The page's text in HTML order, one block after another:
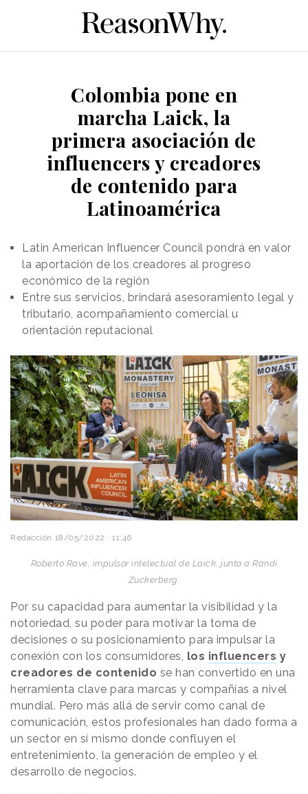
Colombia pone en
marcha Laick, la
primera asociación de
influencers y creadores
de contenido para
Latinoamérica
Latin American Influencer Council pondrá en valor
la aportación de los creadores al progreso
económico de la región
Entre sus servicios, brindará asesoramiento legal y
tributario, acompañamiento comercial u
orientación reputacional
Redacción 18/05/2022 · 11:46
Roberto Rave, impulsor intelectual de Laick, junto a Randi
Zuckerberg.
Por su capacidad para aumentar la visibilidad y la
notoriedad, su poder para motivar la toma de
decisiones o su posicionamiento para impulsar la
conexión con los consumidores, los influencers y
creadores de contenido se han convertido en una
herramienta clave para marcas y compañías a nivel
mundial. Pero más allá de servir como canal de
comunicación, estos profesionales han dado forma a
un sector en sí mismo donde confluyen el
entretenimiento, la generación de empleo y el
desarrollo de negocios.